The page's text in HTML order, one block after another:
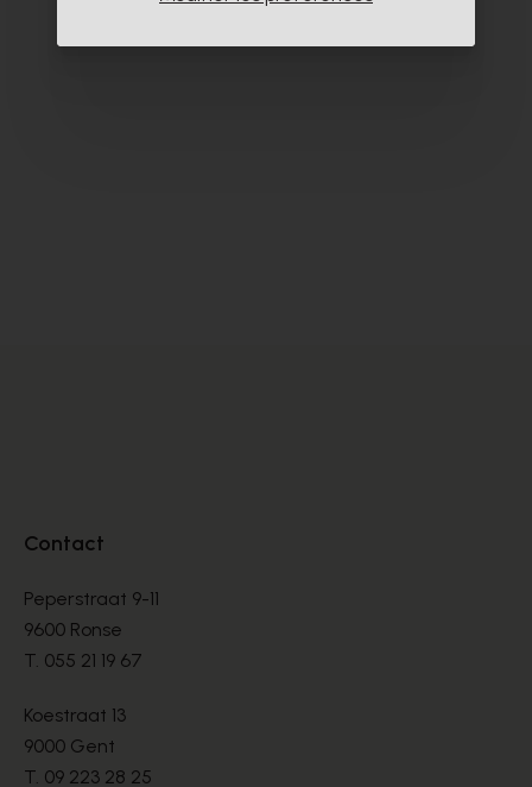
Contact
Peperstraat 9-11
9600 Ronse
T. 055 21 19 67
Koestraat 13
9000 Gent
T. 09 223 28 25